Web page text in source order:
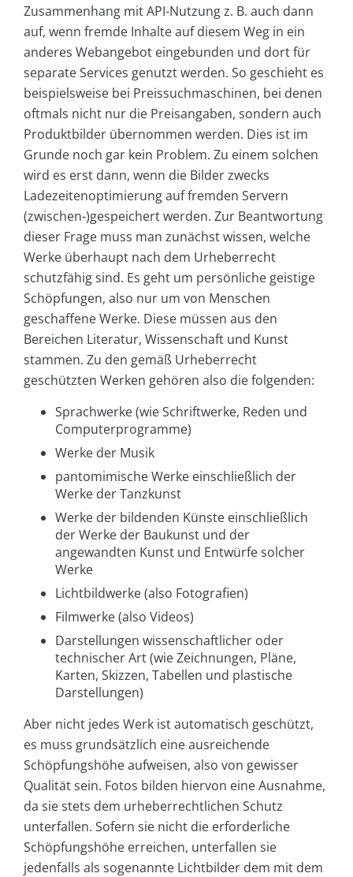
Zusammenhang mit API-Nutzung z. B. auch dann
auf, wenn fremde Inhalte auf diesem Weg in ein
anderes Webangebot eingebunden und dort für
separate Services genutzt werden. So geschieht es
beispielsweise bei Preissuchmaschinen, bei denen
oftmals nicht nur die Preisangaben, sondern auch
Produktbilder übernommen werden. Dies ist im
Grunde noch gar kein Problem. Zu einem solchen
wird es erst dann, wenn die Bilder zwecks
Ladezeitenoptimierung auf fremden Servern
(zwischen-)gespeichert werden. Zur Beantwortung
dieser Frage muss man zunächst wissen, welche
Werke überhaupt nach dem Urheberrecht
schutzfähig sind. Es geht um persönliche geistige
Schöpfungen, also nur um von Menschen
geschaffene Werke. Diese müssen aus den
Bereichen Literatur, Wissenschaft und Kunst
stammen. Zu den gemäß Urheberrecht
geschützten Werken gehören also die folgenden:
Sprachwerke (wie Schriftwerke, Reden und
Computerprogramme)
Werke der Musik
pantomimische Werke einschließlich der
Werke der Tanzkunst
Werke der bildenden Künste einschließlich
der Werke der Baukunst und der
angewandten Kunst und Entwürfe solcher
Werke
Lichtbildwerke (also Fotografien)
Filmwerke (also Videos)
Darstellungen wissenschaftlicher oder
technischer Art (wie Zeichnungen, Pläne,
Karten, Skizzen, Tabellen und plastische
Darstellungen)
Aber nicht jedes Werk ist automatisch geschützt,
es muss grundsätzlich eine ausreichende
Schöpfungshöhe aufweisen, also von gewisser
Qualität sein. Fotos bilden hiervon eine Ausnahme,
da sie stets dem urheberrechtlichen Schutz
unterfallen. Sofern sie nicht die erforderliche
Schöpfungshöhe erreichen, unterfallen sie
jedenfalls als sogenannte Lichtbilder dem mit dem